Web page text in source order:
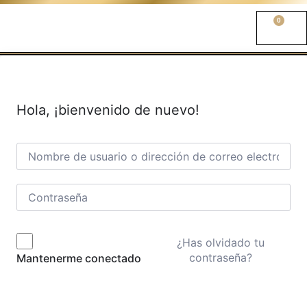
0
Hola, ¡bienvenido de nuevo!
Mantenerme conectado
¿Has olvidado tu
contraseña?